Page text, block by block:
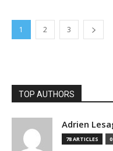
1 2 3
TOP AUTHORS
Adrien
78 ARTICLES